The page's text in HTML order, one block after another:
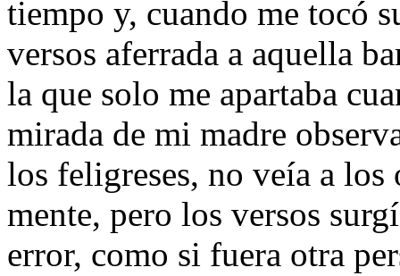
tiempo y, cuando me tocó
versos aferrada a aquella
la que solo me apartaba
mirada de mi madre
los feligreses, no veía a
mente, pero los versos
error, como si fuera otra